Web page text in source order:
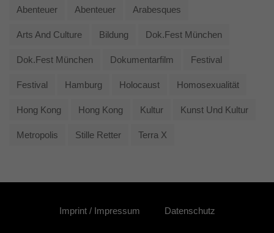
Abenteuer Abenteuer Arabesques
Arts And Culture Bildung Dok.fest München
Dok.fest München Dokumentarfilm Festival
Festival Hamburg Holocaust Homosexualität
Hong Kong Hong Kong Kultur Kunst Und Kultur
Metropolis Stille Retter Terra X
Imprint / Impressum Datenschutz